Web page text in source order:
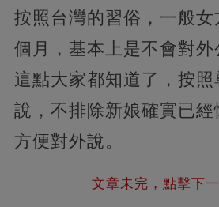
按照台灣的習俗，一般
個月，基本上是不會對外
這點大家都知道了，按照
說，不排除新娘確實已經
方便對外說。
文章未完，點擊下